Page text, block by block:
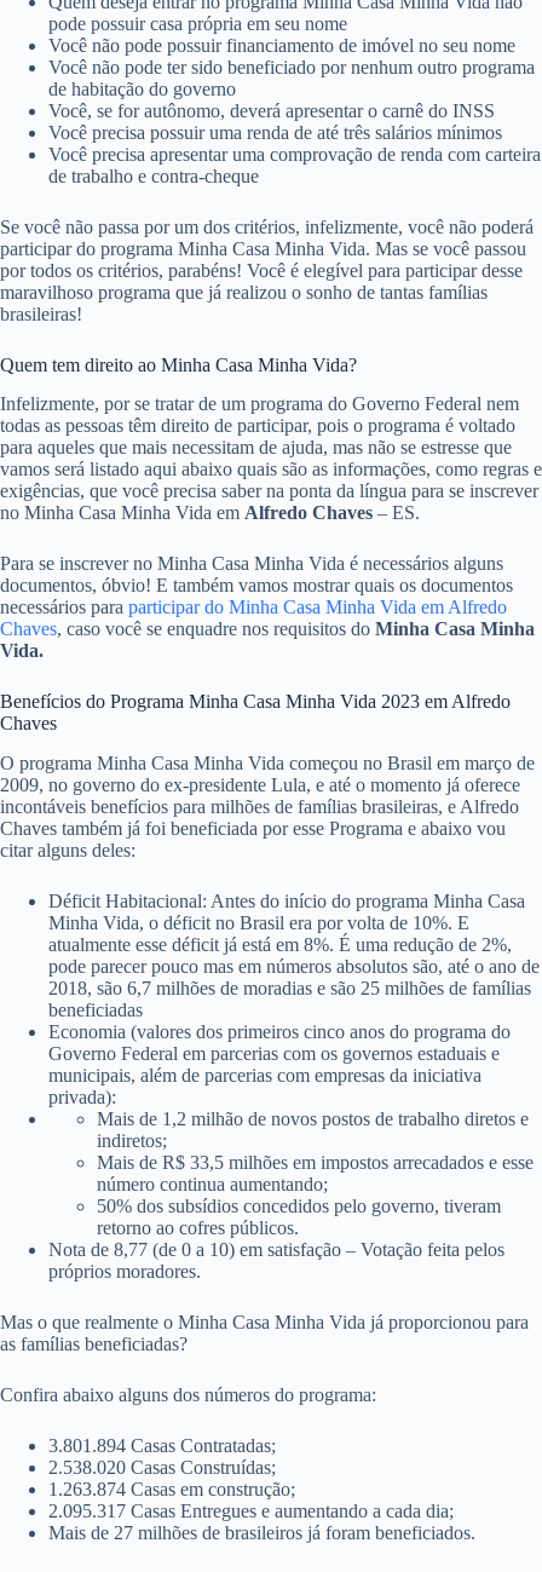
pode possuir casa própria em seu nome
Você não pode possuir financiamento de imóvel no seu nome
Você não pode ter sido beneficiado por nenhum outro programa
de habitação do governo
Você, se for autônomo, deverá apresentar o carnê do INSS
Você precisa possuir uma renda de até três salários mínimos
Você precisa apresentar uma comprovação de renda com carteira
de trabalho e contra-cheque
Se você não passa por um dos critérios, infelizmente, você não poderá
participar do programa Minha Casa Minha Vida. Mas se você passou
por todos os critérios, parabéns! Você é elegível para participar desse
maravilhoso programa que já realizou o sonho de tantas famílias
brasileiras!
Quem tem direito ao Minha Casa Minha Vida?
Infelizmente, por se tratar de um programa do Governo Federal nem
todas as pessoas têm direito de participar, pois o programa é voltado
para aqueles que mais necessitam de ajuda, mas não se estresse que
vamos será listado aqui abaixo quais são as informações, como regras e
exigências, que você precisa saber na ponta da língua para se inscrever
no Minha Casa Minha Vida em Alfredo Chaves – ES.
Para se inscrever no Minha Casa Minha Vida é necessários alguns
documentos, óbvio! E também vamos mostrar quais os documentos
necessários para participar do Minha Casa Minha Vida em Alfredo
Chaves, caso você se enquadre nos requisitos do Minha Casa Minha
Vida.
Benefícios do Programa Minha Casa Minha Vida 2023 em Alfredo
Chaves
O programa Minha Casa Minha Vida começou no Brasil em março de
2009, no governo do ex-presidente Lula, e até o momento já oferece
incontáveis benefícios para milhões de famílias brasileiras, e Alfredo
Chaves também já foi beneficiada por esse Programa e abaixo vou
citar alguns deles:
Déficit Habitacional: Antes do início do programa Minha Casa
Minha Vida, o déficit no Brasil era por volta de 10%. E
atualmente esse déficit já está em 8%. É uma redução de 2%,
pode parecer pouco mas em números absolutos são, até o ano de
2018, são 6,7 milhões de moradias e são 25 milhões de famílias
beneficiadas
Economia (valores dos primeiros cinco anos do programa do
Governo Federal em parcerias com os governos estaduais e
municipais, além de parcerias com empresas da iniciativa
privada):
Mais de 1,2 milhão de novos postos de trabalho diretos e
indiretos;
Mais de R$ 33,5 milhões em impostos arrecadados e esse
número continua aumentando;
50% dos subsídios concedidos pelo governo, tiveram
retorno ao cofres públicos.
Nota de 8,77 (de 0 a 10) em satisfação – Votação feita pelos
próprios moradores.
Mas o que realmente o Minha Casa Minha Vida já proporcionou para
as famílias beneficiadas?
Confira abaixo alguns dos números do programa:
3.801.894 Casas Contratadas;
2.538.020 Casas Construídas;
1.263.874 Casas em construção;
2.095.317 Casas Entregues e aumentando a cada dia;
Mais de 27 milhões de brasileiros já foram beneficiados.